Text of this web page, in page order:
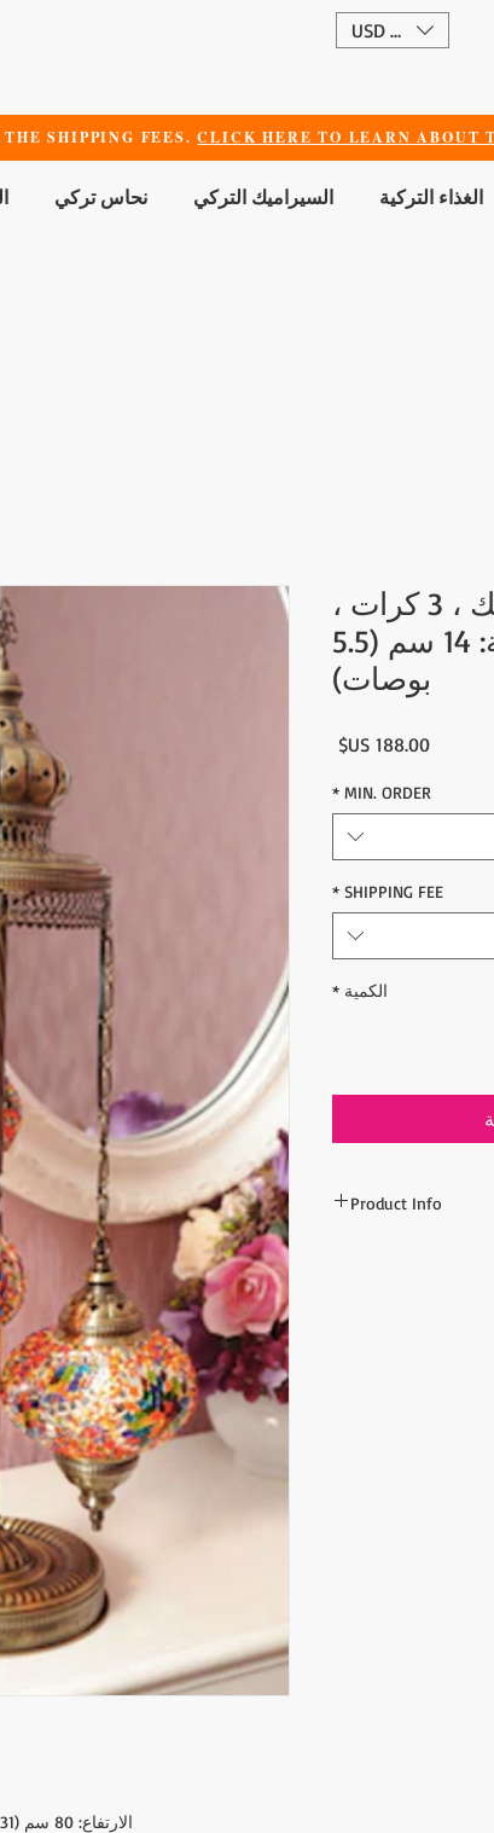
USD ($)
SHIPPING FEES.CLICK HERE TO LEARN ABOUT
نحاس تركي السيراميك التركي الغذاء التركية
الارتفاع: 80 سم (31 بوصة) قطر الكرة الأرضية: 14 سم (5.5 بوصة)
مصباح أرضي موزاييك ، 3 كرات ،
حجم الكرة الأرضية: 14 سم (5.5
بوصات)
MIN. ORDER
*
SHIPPING FEE
*
الكمية *
Product Info